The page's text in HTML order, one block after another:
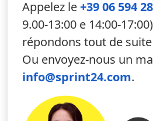
vins soient bien visibles sur les
ou même si vous êtes
potentiel de communication
faire circuler le nom de votre
Présentée dans un habillage
chaque bouteille peut prendre
yeux des clients. Choisissez de
concurrence et faites-le avec
Appelez le+39 06 594
9.00-13:00 e 14:00-
répondons tout de
Ou envoyez-nous un
info@sprint24.com.